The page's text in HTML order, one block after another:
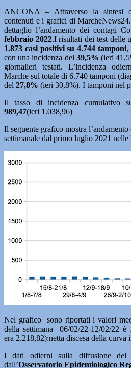
ANCONA – Attraverso la
contenuti e i grafici di
dettaglio l’andamento dei contagi
febbraio 2022.I risultati dei test delle
1.873 casi positivi su 4.744 tamponi,
con una incidenza del 39,5% (ieri
giornalieri testati. L’incidenza
Marche sul totale di 6.740 tamponi
del 27,8% (ieri 30,8%). I tamponi nel
Il tasso di incidenza cumulativo
989,47(ieri 1.038,96)
Il seguente grafico mostra
settimanale dal primo luglio 2021 nelle
Nel grafico sono riportati i valori
della settimana 06/02/22-12/02/22 è
era 2.218,82):netta discesa della curva
I dati odierni sulla diffusione
dall’Osservatorio Epidemiologico